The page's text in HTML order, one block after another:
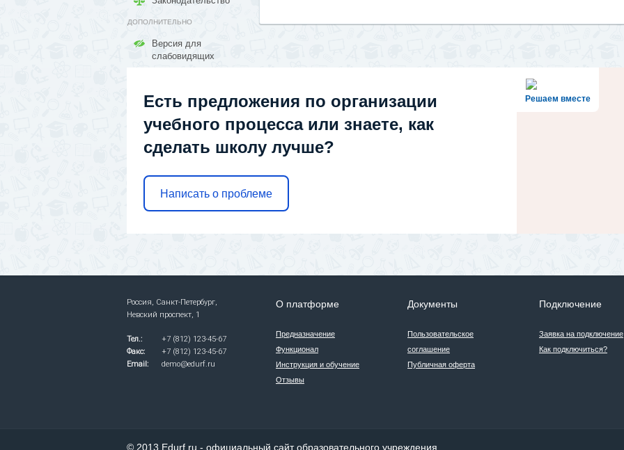
ДОПОЛНИТЕЛЬНО
Версия для
слабовидящих
Решаем вместе
Есть предложения по организации
учебного процесса или знаете, как
сделать школу лучше?
Написать о проблеме
Россия, Санкт-Петербург,
Невский проспект, 1
Тел.:
+7 (812) 123-45-67
Факс:
+7 (812) 123-45-67
Email:
demo@edurf.ru
О платформе
Предназначение
Функционал
Инструкция и обучение
Отзывы
Документы
Пользовательское
соглашение
Публичная оферта
Подключение
Заявка на подключение
Как подключиться?
© 2013 Edurf.ru - официальный сайт образовательного учреждения